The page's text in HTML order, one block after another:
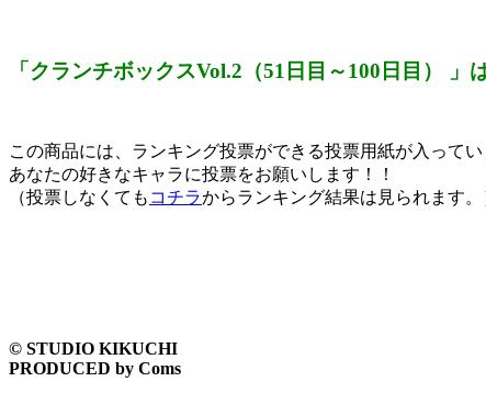
「クランチボックスVol.2（51日目～100日目） 」
この商品には、ランキング投票ができる投票用紙が入ってい
あなたの好きなキャラに投票をお願いします！！
（投票しなくても コチラからランキング結果は見られます。
© STUDIO KIKUCHI
PRODUCED by Coms